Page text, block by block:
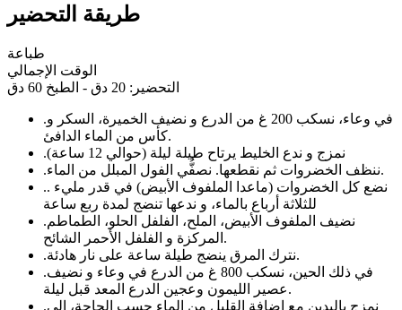
طريقة التحضير
طباعة
الوقت الإجمالي
التحضير: 20 دق - الطبخ 60 دق
.في وعاء، نسكب 200 غ من الدرع و نضيف الخميرة، السكر و
كأس من الماء الدافئ.
.
نمزج و ندع الخليط يرتاح طيلة ليلة (حوالي 12 ساعة)
.
ننظف الخضروات ثم نقطعها. نصفُّي الفول المبلل من الماء.
.. نضع كل الخضروات (ماعدا الملفوف الأبيض) في قدر مليء
للثلاثة أرباع بالماء، و ندعها تنضج لمدة ربع ساعة
.نضيف الملفوف الأبيض، الملح، الفلفل الحلو، الطماطم
المركزة و الفلفل الأحمر الشائح.
.
نترك المرق ينضج طيلة ساعة على نار هادئة.
.في ذلك الحين، نسكب 800 غ من الدرع في وعاء و نضيف
عصير الليمون وعجين الدرع المعد قبل ليلة.
.نمزج باليدين مع إضافة القليل من الماء حسب الحاجة، إلى